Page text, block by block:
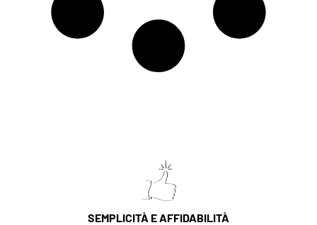
SEMPLICITÀ E AFFIDABILITÀ